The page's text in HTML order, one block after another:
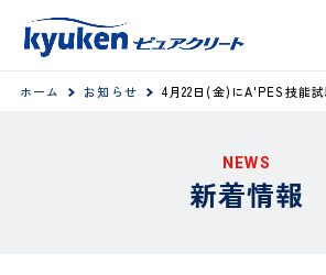
ホーム お知らせ 4月22日(金)にA'PES技能
NEWS
新着情報